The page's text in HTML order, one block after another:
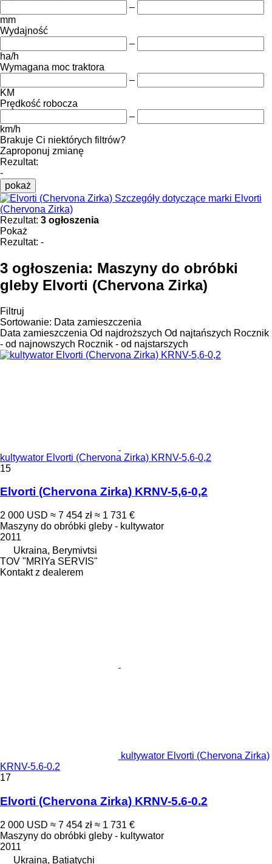
–
mm
Wydajność
–
ha/h
Wymagana moc traktora
–
KM
Prędkość robocza
–
km/h
Brakuje Ci niektórych filtrów?
Zaproponuj zmianę
Rezultat:
-
pokaż
Szczegóły dotyczące marki Elvorti
(Chervona Zirka)
Rezultat: 3 ogłoszenia
Pokaż
Rezultat: -
3 ogłoszenia: Maszyny do obróbki
gleby Elvorti (Chervona Zirka)
Filtruj
Sortowanie: Data zamieszczenia
Data zamieszczenia Od najdroższych Od najtańszych Rocznik
- od najnowszych Rocznik - od najstarszych
kultywator Elvorti (Chervona Zirka) KRNV-5,6-0,2
15
Elvorti (Chervona Zirka) KRNV-5,6-0,2
2 000 USD ≈ 7 454 zł ≈ 1 731 €
Maszyny do obróbki gleby - kultywator
2011
Ukraina, Berymivtsi
TOV "MRIYa SERVIS"
Kontakt z dealerem
kultywator Elvorti (Chervona Zirka)
KRNV-5.6-0.2
17
Elvorti (Chervona Zirka) KRNV-5.6-0.2
2 000 USD ≈ 7 454 zł ≈ 1 731 €
Maszyny do obróbki gleby - kultywator
2011
Ukraina, Batiatychi